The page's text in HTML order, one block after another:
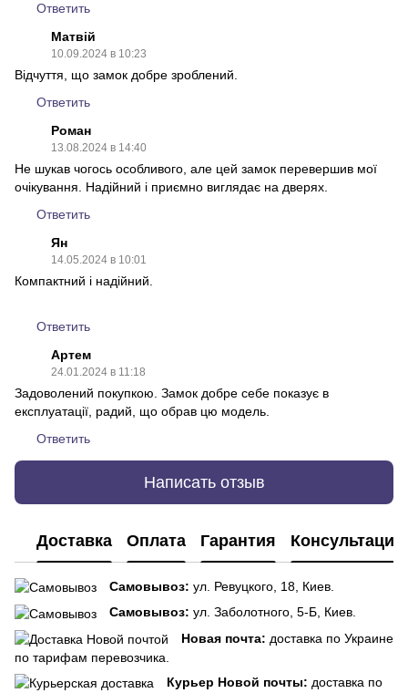
Ответить
Матвій
10.09.2024 в 10:23
Відчуття, що замок добре зроблений.
Ответить
Роман
13.08.2024 в 14:40
Не шукав чогось особливого, але цей замок перевершив мої
очікування. Надійний і приємно виглядає на дверях.
Ответить
Ян
14.05.2024 в 10:01
Компактний і надійний.
Ответить
Артем
24.01.2024 в 11:18
Задоволений покупкою. Замок добре себе показує в
експлуатації, радий, що обрав цю модель.
Ответить
Написать отзыв
Доставка Оплата Гарантия Консультация
Самовывоз: ул. Ревуцкого, 18, Киев.
Самовывоз: ул. Заболотного, 5-Б, Киев.
Новая почта: доставка по Украине
по тарифам перевозчика.
Курьер Новой почты: доставка по